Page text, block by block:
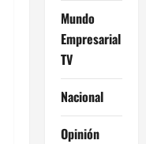
Mundo
Empresarial
TV
Nacional
Opinión